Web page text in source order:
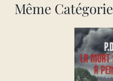
Même Catégorie